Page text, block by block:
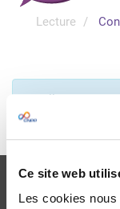
Ce site web
Les cookies
Lecture
Veuillez vous